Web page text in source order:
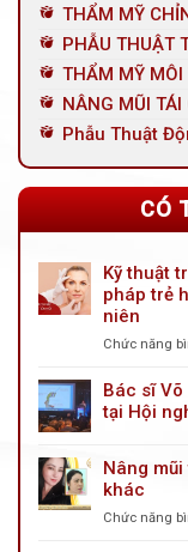
THẨM MỸ
PHẪU THUẬT
THẨM MỸ MÔI
NÂNG MŨI TÁI
Phẫu Thuật
CÓ
Kỹ thuật
pháp trẻ
niên
Chức năng
Bác sĩ
tại Hội
Nâng
khác
Chức năng